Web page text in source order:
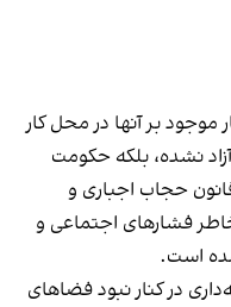
موجود بر آنها در محل کار
نشده، بلکه حکومت
حجاب اجباری و
فشارهای اجتماعی و
است.
در کنار نبود فضاهای